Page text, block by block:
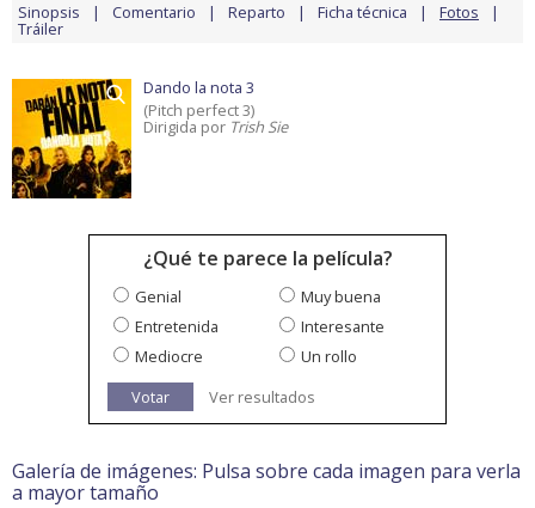
Sinopsis Comentario Reparto Ficha técnica Fotos
Tráiler
Dando la nota 3
(Pitch perfect 3)
Dirigida por Trish Sie
¿Qué te parece la película?
Genial
Muy buena
Entretenida
Interesante
Mediocre
Un rollo
Votar
Ver resultados
Galería de imágenes: Pulsa sobre cada imagen para verla
a mayor tamaño